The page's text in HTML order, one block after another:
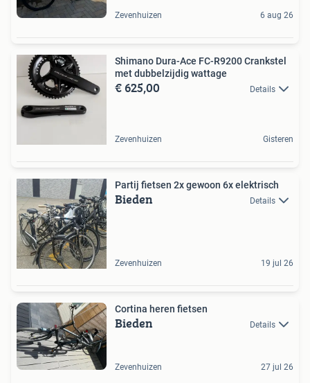
Zevenhuizen 6 aug 26
Shimano Dura-Ace FC-R9200 Crankstel
met dubbelzijdig wattage
€ 625,00 Details
Zevenhuizen Gisteren
Partij fietsen 2x gewoon 6x elektrisch
Bieden Details
Zevenhuizen 19 jul 26
Cortina heren fietsen
Bieden Details
Zevenhuizen 27 jul 26